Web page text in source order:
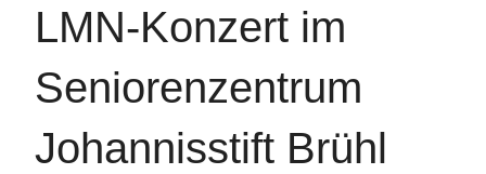
LMN-Konzert im
Seniorenzentrum
Johannisstift Brühl